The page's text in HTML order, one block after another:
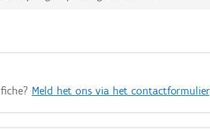
Meld het ons via het contactformulier